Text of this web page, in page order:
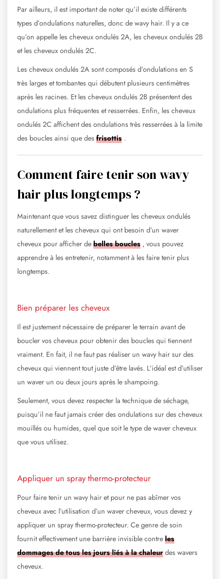
Par ailleurs, il est important de noter qu’il existe différents
types d’ondulations naturelles, donc de wavy hair. Il y a ce
qu’on appelle les cheveux ondulés 2A, les cheveux ondulés 2B
et les cheveux ondulés 2C.
Les cheveux ondulés 2A sont composés d’ondulations en S
très larges et tombantes qui débutent plusieurs centimètres
après les racines. Et les cheveux ondulés 2B présentent des
ondulations plus fréquentes et resserrées. Enfin, les cheveux
ondulés 2C affichent des ondulations très resserrées à la limite
des boucles ainsi que des frisottis .
Comment faire tenir son wavy
hair plus longtemps ?
Maintenant que vous savez distinguer les cheveux ondulés
naturellement et les cheveux qui ont besoin d’un waver
cheveux pour afficher de belles boucles , vous pouvez
apprendre à les entretenir, notamment à les faire tenir plus
longtemps.
Bien préparer les cheveux
Il est justement nécessaire de préparer le terrain avant de
boucler vos cheveux pour obtenir des boucles qui tiennent
vraiment. En fait, il ne faut pas réaliser un wavy hair sur des
cheveux qui viennent tout juste d’être lavés. L’idéal est d’utiliser
un waver un ou deux jours après le shampoing.
Seulement, vous devez respecter la technique de séchage,
puisqu’il ne faut jamais créer des ondulations sur des cheveux
mouillés ou humides, quel que soit le type de waver cheveux
que vous utilisez.
Appliquer un spray thermo-protecteur
Pour faire tenir un wavy hair et pour ne pas abîmer vos
cheveux avec l’utilisation d’un waver cheveux, vous devez y
appliquer un spray thermo-protecteur. Ce genre de soin
fournit effectivement une barrière invisible contre les
dommages de tous les jours liés à la chaleur des wavers
cheveux.